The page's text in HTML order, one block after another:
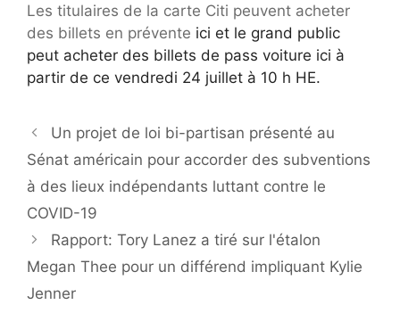
Les titulaires de la carte Citi peuvent acheter
des billets en prévente ici et le grand public
peut acheter des billets de pass voiture ici à
partir de ce vendredi 24 juillet à 10 h HE.
Un projet de loi bi-partisan présenté au
Sénat américain pour accorder des subventions
à des lieux indépendants luttant contre le
COVID-19
Rapport: Tory Lanez a tiré sur l'étalon
Megan Thee pour un différend impliquant Kylie
Jenner